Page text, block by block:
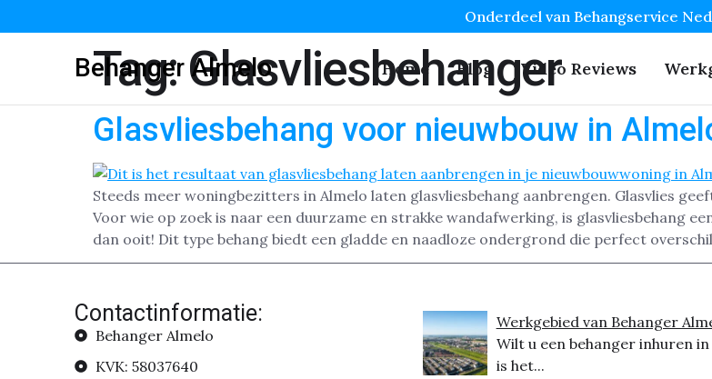
Onderdeel van Behangservice
Behanger Almelo Home Blog Video Reviews
Tag:Glasvliesbehanger
Glasvliesbehang voor nieuwbouw in
Steeds meer woningbezitters in Almelo laten glasvliesbehang aanbrengen. Glasvlies
Voor wie op zoek is naar een duurzame en strakke wandafwerking, is glasvliesbehang
dan ooit! Dit type behang biedt een gladde en naadloze ondergrond die perfect
Contactinformatie:
Behanger Almelo
KVK: 58037640
Werkgebied van Behanger
Wilt u een behanger inhuren
is het...